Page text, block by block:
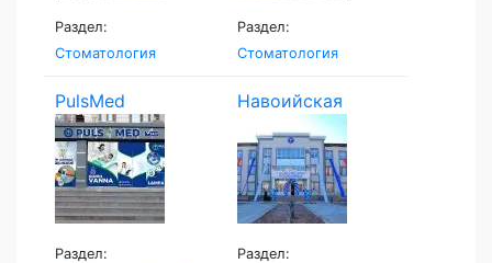
Раздел:
Стоматология
Раздел:
Стоматология
PulsMed
Раздел:
Навоийская
Семейная...
Раздел: